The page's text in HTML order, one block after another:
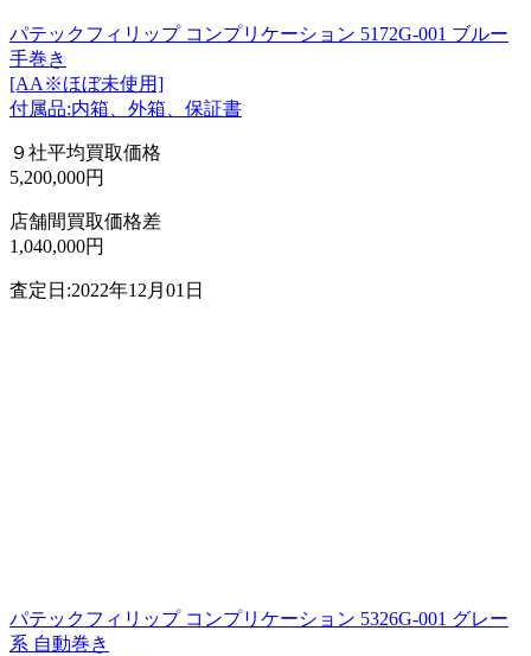
パテックフィリップ コンプリケーション 5172G-001 ブルー
手巻き
[AA※ほぼ未使用]
付属品:内箱、外箱、保証書
９社平均買取価格
5,200,000円
店舗間買取価格差
1,040,000円
査定日:2022年12月01日
パテックフィリップ コンプリケーション 5326G-001 グレー
系 自動巻き